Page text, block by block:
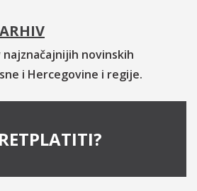
novinskih
i Hercegovine i regije.